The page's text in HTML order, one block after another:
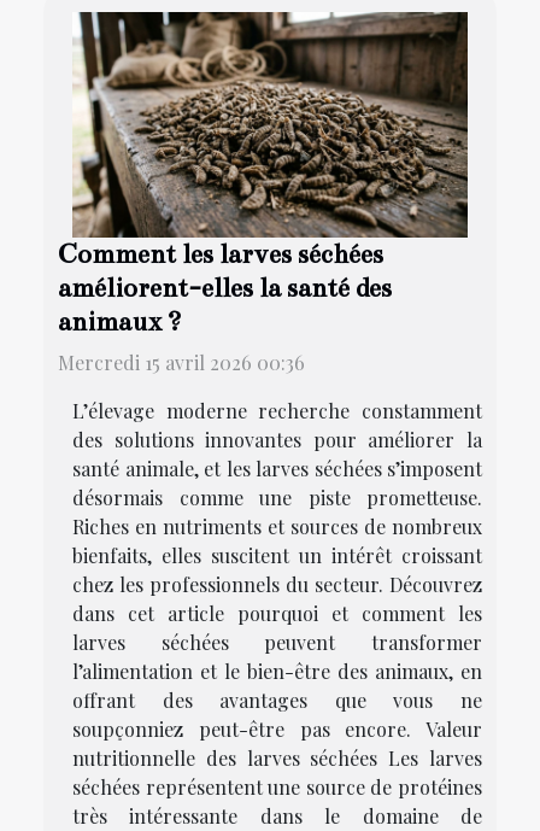
Comment les larves séchées
améliorent-elles la santé des
animaux ?
Mercredi 15 avril 2026 00:36
L’élevage moderne recherche constamment
des solutions innovantes pour améliorer la
santé animale, et les larves séchées s’imposent
désormais comme une piste prometteuse.
Riches en nutriments et sources de nombreux
bienfaits, elles suscitent un intérêt croissant
chez les professionnels du secteur. Découvrez
dans cet article pourquoi et comment les
larves séchées peuvent transformer
l’alimentation et le bien-être des animaux, en
offrant des avantages que vous ne
soupçonniez peut-être pas encore. Valeur
nutritionnelle des larves séchées Les larves
séchées représentent une source de protéines
très intéressante dans le domaine de